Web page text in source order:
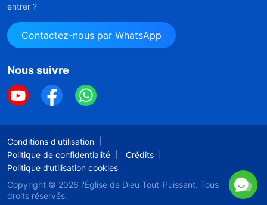
entrer ?
Contactez-nous par WhatsApp
Nous suivre
Conditions d'utilisation
Politique de confidentialité
Crédits
Politique d’utilisation cookies
Copyright © 2026 l'Église de Dieu Tout-Puissant. Tous
droits réservés.